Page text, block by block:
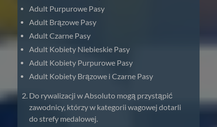
Adult Purpurowe Pasy
Adult Brązowe Pasy
Adult Czarne Pasy
Adult Kobiety Niebieskie Pasy
Adult Kobiety Purpurowe Pasy
Adult Kobiety Brązowe i Czarne Pasy
Do rywalizacji w Absoluto mogą przystąpić
zawodnicy, którzy w kategorii wagowej dotarli
do strefy medalowej.